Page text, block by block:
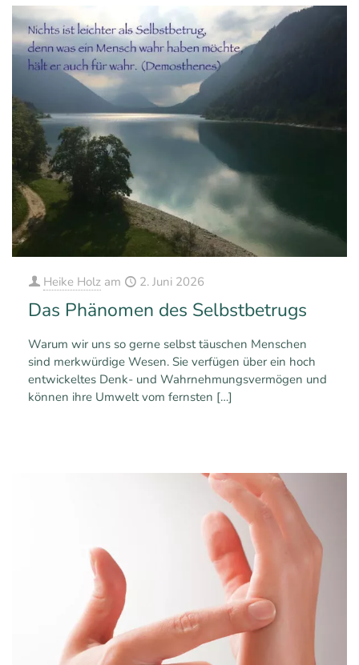
Heike Holz am 2. Juni 2026
Das Phänomen des Selbstbetrugs
Warum wir uns so gerne selbst täuschen Menschen
sind merkwürdige Wesen. Sie verfügen über ein hoch
entwickeltes Denk- und Wahrnehmungsvermögen und
können ihre Umwelt vom fernsten […]